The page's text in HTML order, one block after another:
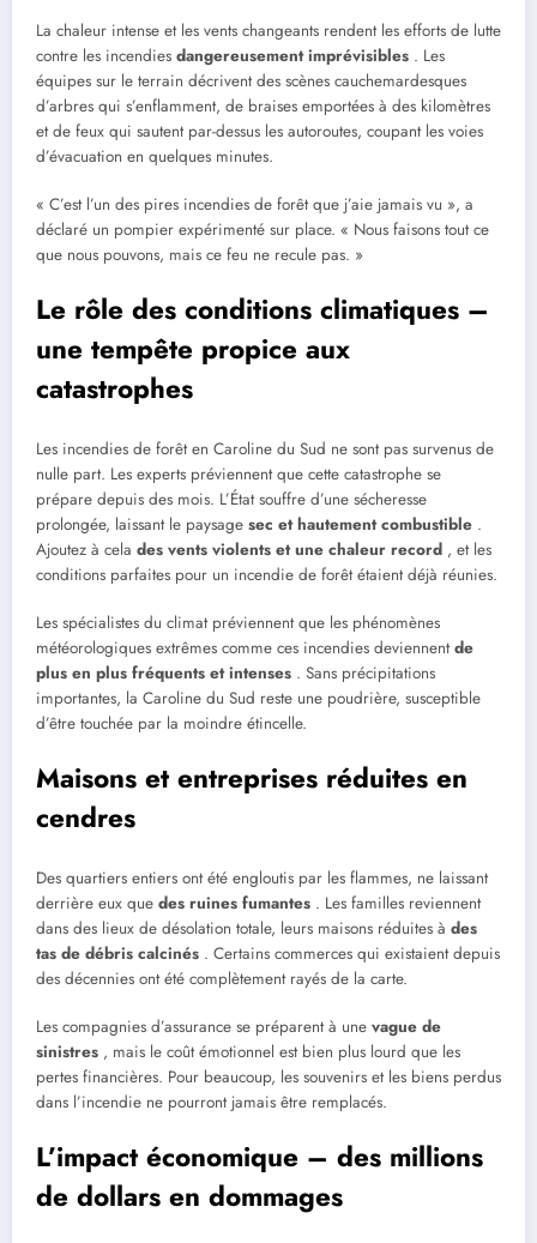
La chaleur intense et les vents changeants rendent les efforts de lutte
contre les incendies dangereusement imprévisibles . Les
équipes sur le terrain décrivent des scènes cauchemardesques
d’arbres qui s’enflamment, de braises emportées à des kilomètres
et de feux qui sautent par-dessus les autoroutes, coupant les voies
d’évacuation en quelques minutes.
« C’est l’un des pires incendies de forêt que j’aie jamais vu », a
déclaré un pompier expérimenté sur place. « Nous faisons tout ce
que nous pouvons, mais ce feu ne recule pas. »
Le rôle des conditions climatiques –
une tempête propice aux
catastrophes
Les incendies de forêt en Caroline du Sud ne sont pas survenus de
nulle part. Les experts préviennent que cette catastrophe se
prépare depuis des mois. L’État souffre d’une sécheresse
prolongée, laissant le paysage sec et hautement combustible .
Ajoutez à cela des vents violents et une chaleur record , et les
conditions parfaites pour un incendie de forêt étaient déjà réunies.
Les spécialistes du climat préviennent que les phénomènes
météorologiques extrêmes comme ces incendies deviennentde
plus en plus fréquents et intenses . Sans précipitations
importantes, la Caroline du Sud reste une poudrière, susceptible
d’être touchée par la moindre étincelle.
Maisons et entreprises réduites en
cendres
Des quartiers entiers ont été engloutis par les flammes, ne laissant
derrière eux que des ruines fumantes . Les familles reviennent
dans des lieux de désolation totale, leurs maisons réduites à des
tas de débris calcinés . Certains commerces qui existaient depuis
des décennies ont été complètement rayés de la carte.
Les compagnies d’assurance se préparent à une vague de
sinistres , mais le coût émotionnel est bien plus lourd que les
pertes financières. Pour beaucoup, les souvenirs et les biens perdus
dans l’incendie ne pourront jamais être remplacés.
L’impact économique – des millions
de dollars en dommages